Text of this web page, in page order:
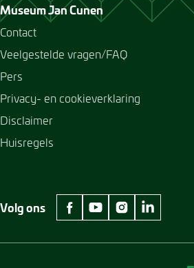
Museum Jan Cunen
Contact
Veelgestelde vragen/FAQ
Pers
Privacy- en cookieverklaring
Disclaimer
Huisregels
Volg ons
facebook Museum Jan
youtube Museum Jan
instagram
linkedin